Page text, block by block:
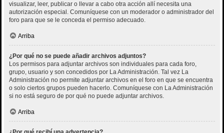
visualizar, leer, publicar o llevar a cabo otra acción allí necesita una
autorización especial. Comuníquese con un moderador o administrador del
foro para que se le conceda el permiso adecuado.
Arriba
¿Por qué no se puede añadir archivos adjuntos?
Los permisos para adjuntar archivos son individuales para cada foro,
grupo, usuario y son concedidos por La Administración. Tal vez La
Administración no permite adjuntar archivos en el foro en que se encuentra
o solo ciertos grupos pueden hacerlo. Comuníquese con La Administración
si no está seguro de por qué no puede adjuntar archivos.
Arriba